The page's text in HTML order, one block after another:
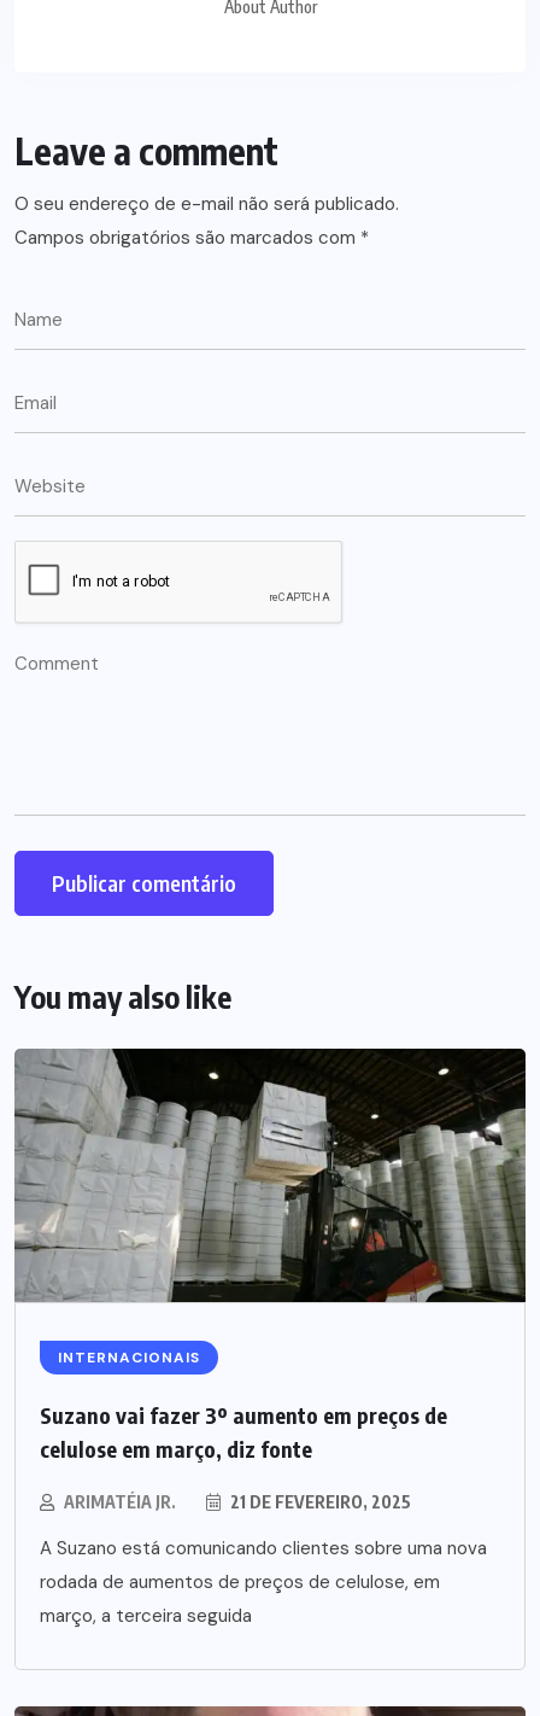
About Author
Leave a comment
O seu endereço de e-mail não será publicado.
Campos obrigatórios são marcados com *
You may also like
INTERNACIONAIS
Suzano vai fazer 3º aumento em preços de
celulose em março, diz fonte
ARIMATÉIA JR. 21 DE FEVEREIRO, 2025
A Suzano está comunicando clientes sobre uma nova
rodada de aumentos de preços de celulose, em
março, a terceira seguida